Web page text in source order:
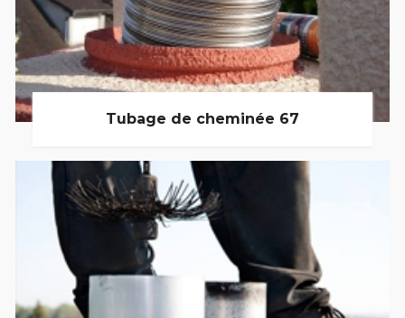
Tubage de cheminée 67